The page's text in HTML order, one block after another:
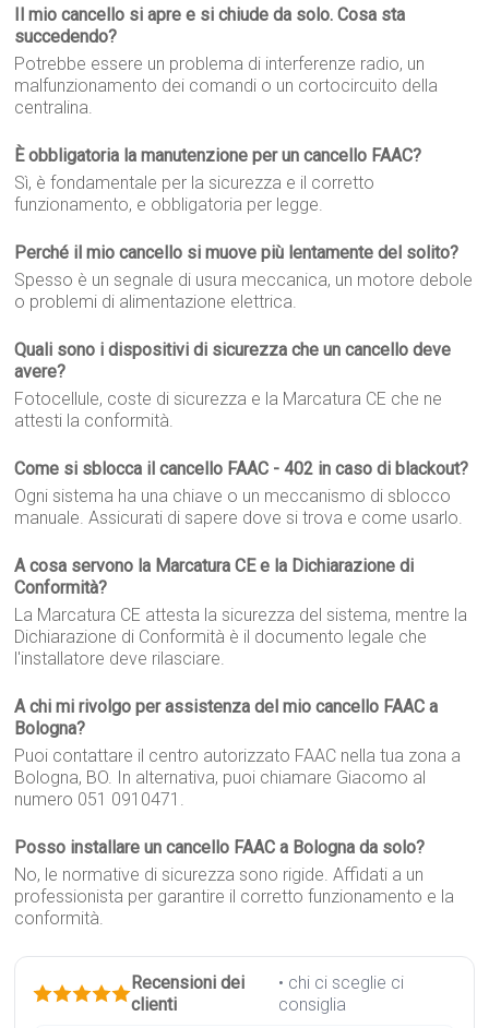
Il mio cancello si apre e si chiude da solo. Cosa sta
succedendo?
Potrebbe essere un problema di interferenze radio, un
malfunzionamento dei comandi o un cortocircuito della
centralina.
È obbligatoria la manutenzione per un cancello FAAC?
Sì, è fondamentale per la sicurezza e il corretto
funzionamento, e obbligatoria per legge.
Perché il mio cancello si muove più lentamente del solito?
Spesso è un segnale di usura meccanica, un motore debole
o problemi di alimentazione elettrica.
Quali sono i dispositivi di sicurezza che un cancello deve
avere?
Fotocellule, coste di sicurezza e la Marcatura CE che ne
attesti la conformità.
Come si sblocca il cancello FAAC - 402 in caso di blackout?
Ogni sistema ha una chiave o un meccanismo di sblocco
manuale. Assicurati di sapere dove si trova e come usarlo.
A cosa servono la Marcatura CE e la Dichiarazione di
Conformità?
La Marcatura CE attesta la sicurezza del sistema, mentre la
Dichiarazione di Conformità è il documento legale che
l'installatore deve rilasciare.
A chi mi rivolgo per assistenza del mio cancello FAAC a
Bologna?
Puoi contattare il centro autorizzato FAAC nella tua zona a
Bologna, BO. In alternativa, puoi chiamare Giacomo al
numero 051 0910471.
Posso installare un cancello FAAC a Bologna da solo?
No, le normative di sicurezza sono rigide. Affidati a un
professionista per garantire il corretto funzionamento e la
conformità.
Recensioni dei
clienti
• chi ci sceglie ci
consiglia